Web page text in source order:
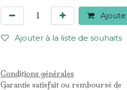
Ajouter à la liste de souhaits
Conditions générales
Garantie satisfait ou remboursé de